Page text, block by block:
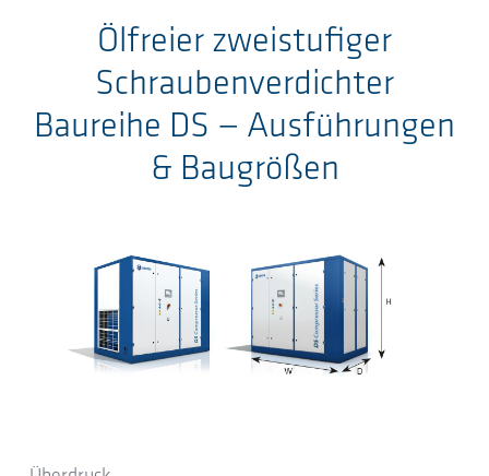
Ölfreier zweistufiger
Schraubenverdichter
Baureihe DS — Ausführungen
& Baugrößen